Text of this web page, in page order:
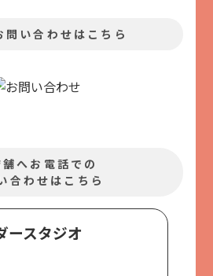
問い合わせはこちら
舗へお電話での
合わせはこちら
ースタジオ